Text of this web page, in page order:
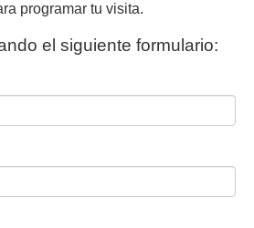
programar tu visita.
el siguiente formulario: